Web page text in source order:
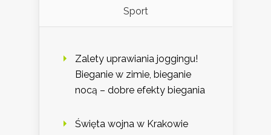
Sport
Zalety uprawiania joggingu!
Bieganie w zimie, bieganie
nocą – dobre efekty biegania
Święta wojna w Krakowie